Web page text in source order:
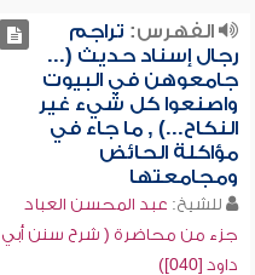
الفهرس: تراجم
رجال إسناد حديث (...
جامعوهن في البيوت
واصنعوا كل شيء غير
النكاح...) , ما جاء في
مؤاكلة الحائض
ومجامعتها
للشيخ: عبد المحسن العباد
جزء من محاضرة ( شرح سنن أبي
داود [040])